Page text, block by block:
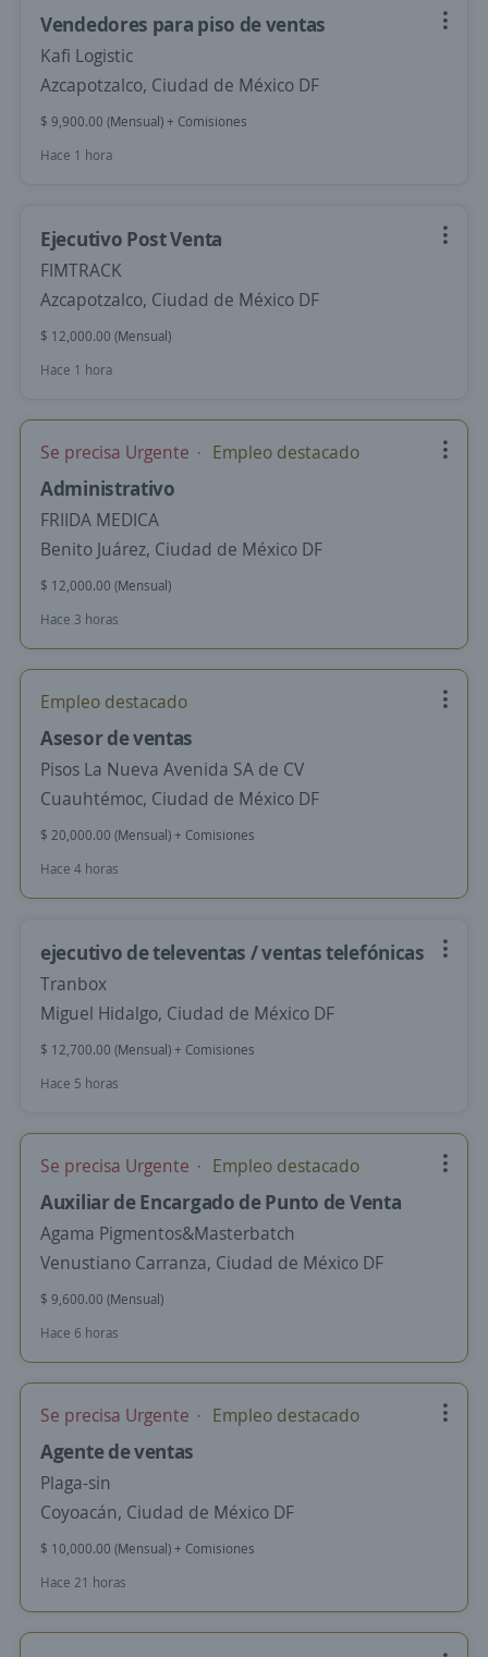
Vendedores para piso de ventas
Kafi Logistic
Azcapotzalco, Ciudad de México DF
$ 9,900.00 (Mensual) + Comisiones
Hace 1 hora
Ejecutivo Post Venta
FIMTRACK
Azcapotzalco, Ciudad de México DF
$ 12,000.00 (Mensual)
Hace 1 hora
Se precisa Urgente Empleo destacado
Administrativo
FRIIDA MEDICA
Benito Juárez, Ciudad de México DF
$ 12,000.00 (Mensual)
Hace 3 horas
Empleo destacado
Asesor de ventas
Pisos La Nueva Avenida SA de CV
Cuauhtémoc, Ciudad de México DF
$ 20,000.00 (Mensual) + Comisiones
Hace 4 horas
ejecutivo de televentas / ventas telefónicas
Tranbox
Miguel Hidalgo, Ciudad de México DF
$ 12,700.00 (Mensual) + Comisiones
Hace 5 horas
Se precisa Urgente Empleo destacado
Auxiliar de Encargado de Punto de Venta
Agama Pigmentos&Masterbatch
Venustiano Carranza, Ciudad de México DF
$ 9,600.00 (Mensual)
Hace 6 horas
Se precisa Urgente Empleo destacado
Agente de ventas
Plaga-sin
Coyoacán, Ciudad de México DF
$ 10,000.00 (Mensual) + Comisiones
Hace 21 horas